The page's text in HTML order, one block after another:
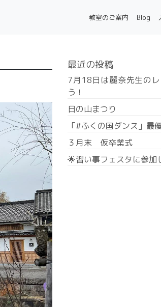
教室のご案内 Blog
最近の投稿
7月18日は麗奈先生の
う！
日の山まつり
「#ふくの国ダンス」最
３月末 仮卒業式
🌟習い事フェスタに参加